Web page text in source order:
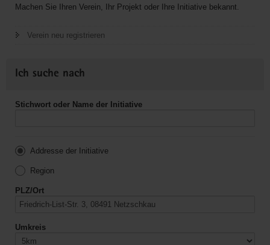
Machen Sie Ihren Verein, Ihr Projekt oder Ihre Initiative bekannt.
Verein neu registrieren
Ich suche nach
Stichwort oder Name der Initiative
Addresse der Initiative
Region
PLZ/Ort
Umkreis